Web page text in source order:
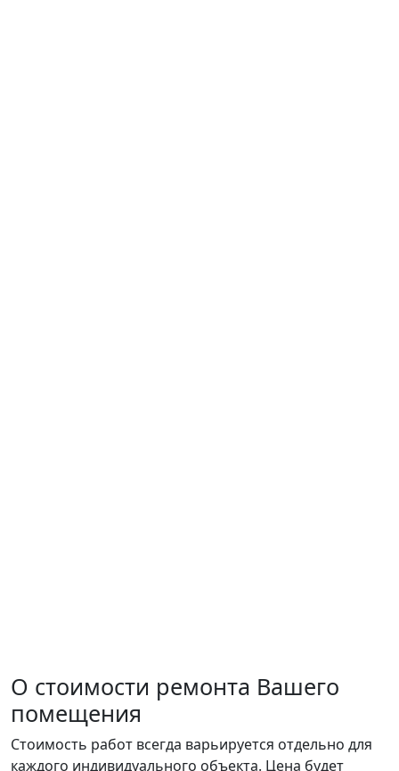
О стоимости ремонта Вашего
помещения
Стоимость работ всегда варьируется отдельно для
каждого индивидуального объекта. Цена будет